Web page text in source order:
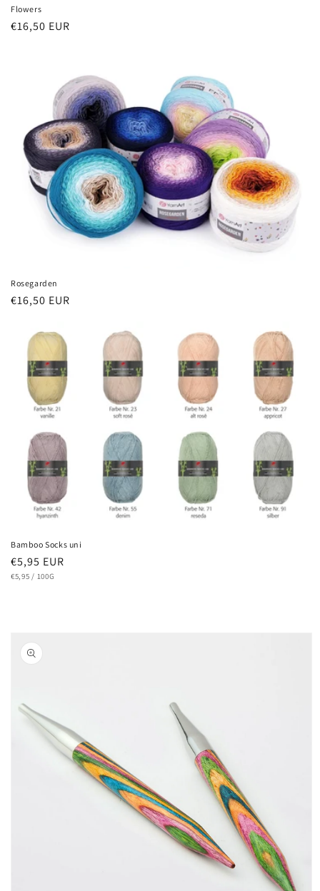
Flowers
€16,50 EUR
Rosegarden
€16,50 EUR
Bamboo Socks uni
€5,95 EUR
€5,95 / 100G